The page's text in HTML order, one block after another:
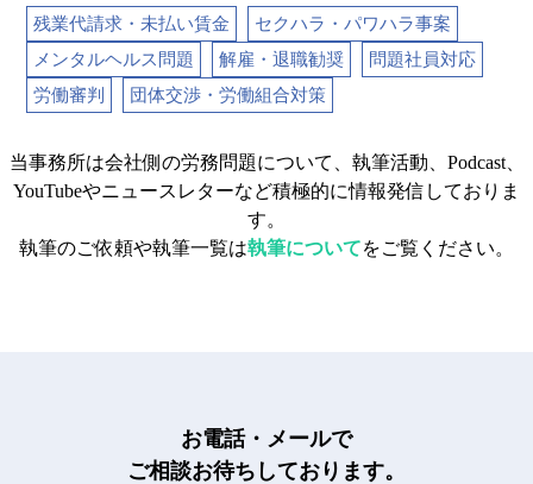
残業代請求・未払い賃金
セクハラ・パワハラ事案
メンタルヘルス問題
解雇・退職勧奨
問題社員対応
労働審判
団体交渉・労働組合対策
当事務所は会社側の労務問題について、執筆活動、Podcast、
YouTubeやニュースレターなど積極的に情報発信しておりま
す。
執筆のご依頼や執筆一覧は執筆についてをご覧ください。
お電話・メールで
ご相談お待ちしております。